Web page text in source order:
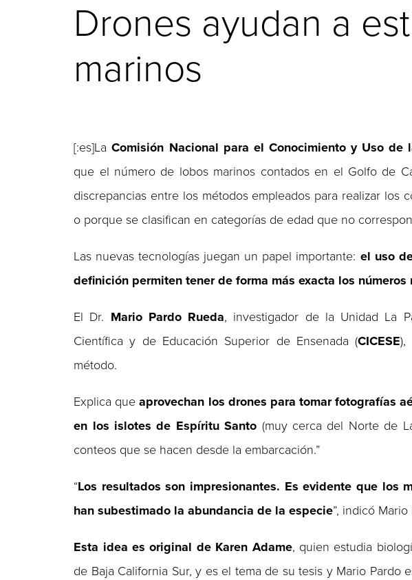
Drones ayudan a
marinos
[:es]LaComisión Nacional para el Conocimiento y Uso de
que el número de lobos marinos contados en el Golfo de
discrepancias entre los métodos empleados para realizar los
o porque se clasifican en categorías de edad que no
Las nuevas tecnologías juegan un papel importante: el uso
definición permiten tener de forma más exacta los números
El Dr. Mario Pardo Rueda, investigador de la Unidad La
Científica y de Educación Superior de Ensenada (CICESE),
método.
Explica queaprovechan los drones para tomar fotografías
en los islotes de Espíritu Santo (muy cerca del Norte de
conteos que se hacen desde la embarcación.”
“Los resultados son impresionantes. Es evidente que los
han subestimado la abundancia de la especie”, indicó Mario
Esta idea es original de Karen Adame, quien estudia
de Baja California Sur, y es el tema de su tesis y Mario Pardo